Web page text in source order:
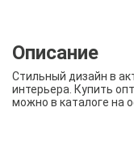
Описание
Стильный дизайн в
интерьера. Купить
можно в каталоге на